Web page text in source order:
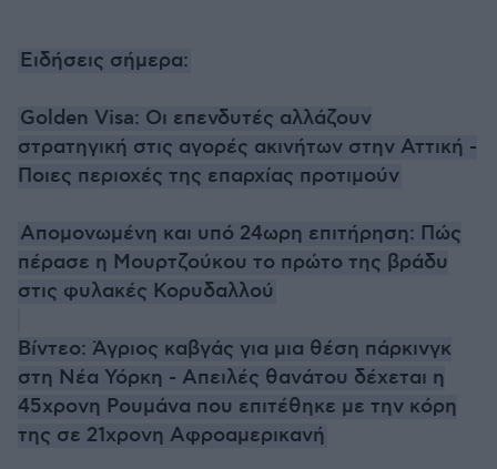
Ειδήσεις σήμερα:
Golden Visa: Οι επενδυτές αλλάζουν
στρατηγική στις αγορές ακινήτων στην Αττική -
Ποιες περιοχές της επαρχίας προτιμούν
Απομονωμένη και υπό 24ωρη επιτήρηση: Πώς
πέρασε η Μουρτζούκου το πρώτο της βράδυ
στις φυλακές Κορυδαλλού
Βίντεο: Άγριος καβγάς για μια θέση πάρκινγκ
στη Νέα Υόρκη - Απειλές θανάτου δέχεται η
45χρονη Ρουμάνα που επιτέθηκε με την κόρη
της σε 21χρονη Αφροαμερικανή